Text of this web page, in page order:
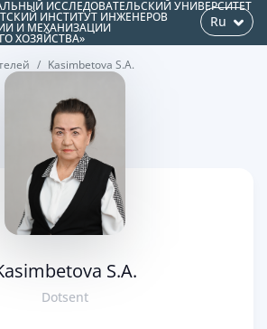
ИССЛЕДОВАТЕЛЬСКИЙ УНИВЕРСИТЕТ
ИНСТИТУТ ИНЖЕНЕРОВ
И МЕХАНИЗАЦИИ
ХОЗЯЙСТВА»
Ru
Kasimbetova S.A.
S.A.
Dotsent